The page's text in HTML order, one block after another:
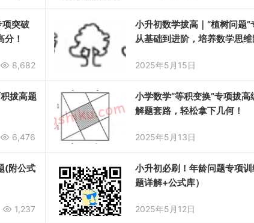
项突破
！
8,682
小升初数学拔高｜“植树问题”
从基础到进阶，培养数学思维
2025年5月15日
拔高题
6,476
小学数学“等积变换”专项拔
解题套路，轻松拿下几何！
2025年5月13日
(附公式
1,237
小升初必刷！年龄问题专项
题详解+公式库）
2025年5月12日